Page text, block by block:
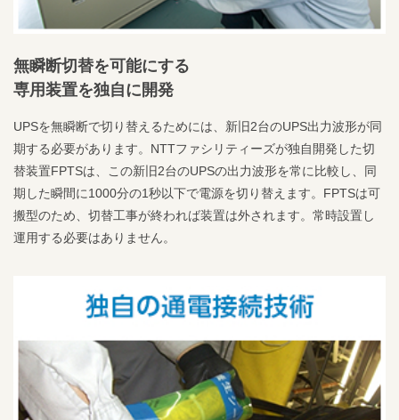
無瞬断切替を可能にする
専用装置を独自に開発
UPSを無瞬断で切り替えるためには、新旧2台のUPS出力波形が同
期する必要があります。NTTファシリティーズが独自開発した切
替装置FPTSは、この新旧2台のUPSの出力波形を常に比較し、同
期した瞬間に1000分の1秒以下で電源を切り替えます。FPTSは可
搬型のため、切替工事が終われば装置は外されます。常時設置し
運用する必要はありません。